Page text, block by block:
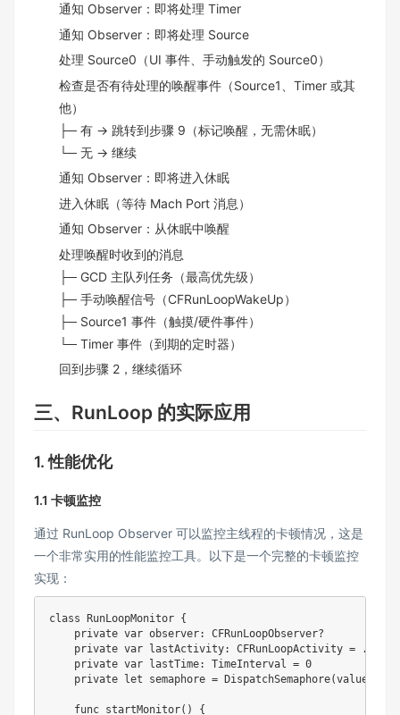
通知 Observer：即将处理 Timer
通知 Observer：即将处理 Source
处理 Source0（UI 事件、手动触发的 Source0）
检查是否有待处理的唤醒事件（Source1、Timer 或其
他）
├─ 有 → 跳转到步骤 9（标记唤醒，无需休眠）
└─ 无 → 继续
通知 Observer：即将进入休眠
进入休眠（等待 Mach Port 消息）
通知 Observer：从休眠中唤醒
处理唤醒时收到的消息
├─ GCD 主队列任务（最高优先级）
├─ 手动唤醒信号（CFRunLoopWakeUp）
├─ Source1 事件（触摸/硬件事件）
└─ Timer 事件（到期的定时器）
回到步骤 2，继续循环
三、RunLoop 的实际应用
1. 性能优化
1.1 卡顿监控
通过 RunLoop Observer 可以监控主线程的卡顿情况，这是
一个非常实用的性能监控工具。以下是一个完整的卡顿监控
实现：
class RunLoopMonitor {
private var observer: CFRunLoopObserver?
private var lastActivity: CFRunLoopActivity = .
private var lastTime: TimeInterval = 0
private
let semaphore = DispatchSemaphore(value
func startMonitor( ) {